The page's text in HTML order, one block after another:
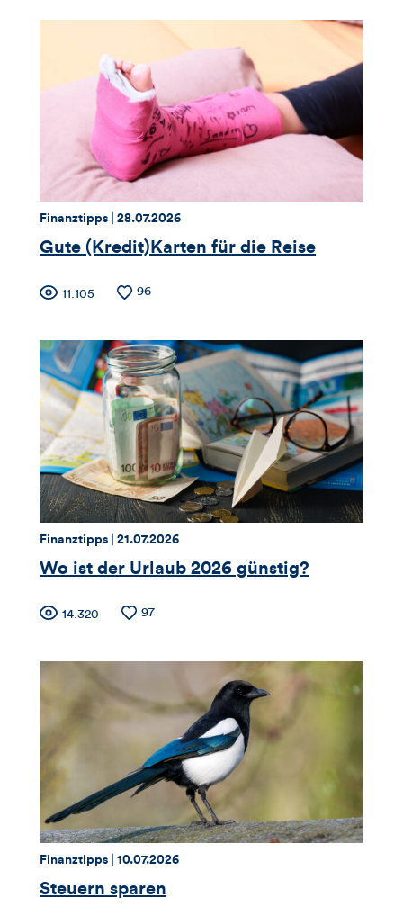
für
Views,
Likes
und
Kommentare
dieses
Artikels
Thema:
Finanztipps | Datum:
28.07.2026
Gute (Kredit)Karten für die Reise
Zähler
für
Views,
Likes
und
Kommentare
dieses
Artikels
Anzahl11.105
Anzahl
96
Thema:
Finanztipps | Datum:
21.07.2026
Wo ist der Urlaub 2026 günstig?
Zähler
für
Views,
Likes
und
Kommentare
dieses
Artikels
Anzahl14.320
Anzahl
97
Thema:
Finanztipps | Datum:
10.07.2026
Steuern sparen